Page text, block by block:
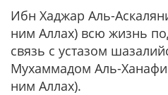
Ибн Хаджар Аль-
ним Аллах) всю жизнь
связь с устазом
Мухаммадом Аль-Ханафи
ним Аллах).